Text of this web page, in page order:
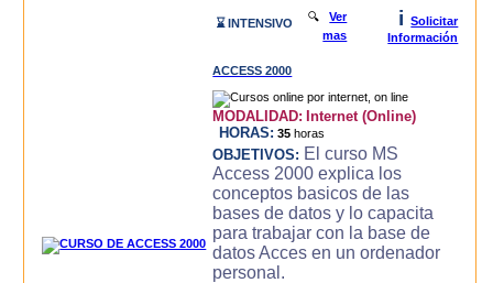
⌛ INTENSIVO 🔍Ver
mas
i
Solicitar
Información
ACCESS 2000
MODALIDAD: Internet (Online)
HORAS: 35 horas
OBJETIVOS: El curso MS
Access 2000 explica los
conceptos basicos de las
bases de datos y lo capacita
para trabajar con la base de
datos Acces en un ordenador
personal.